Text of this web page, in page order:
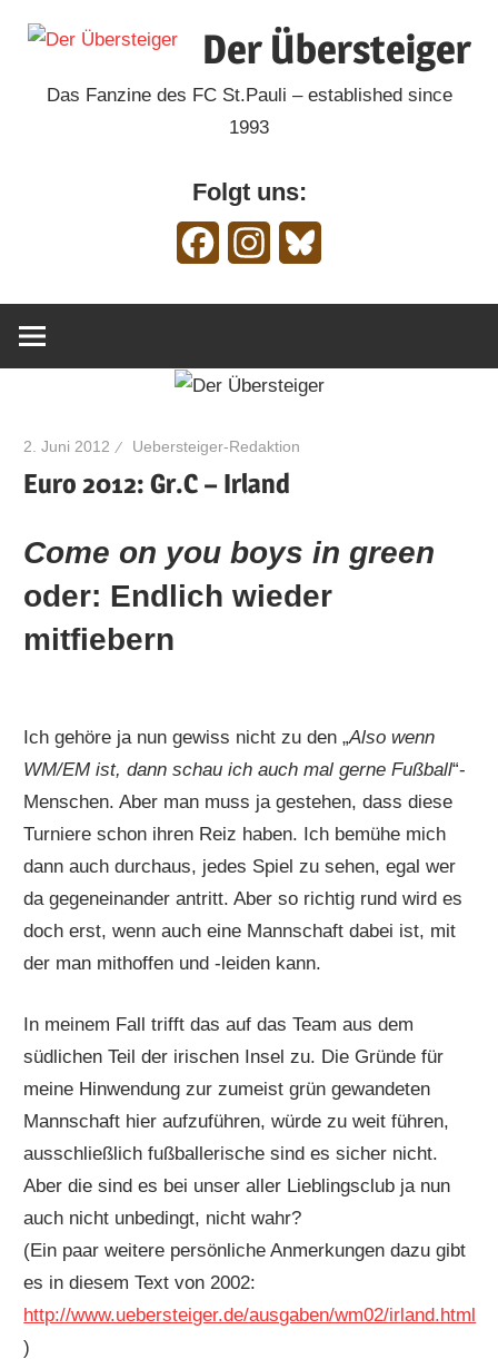
Inhalt
Der Übersteiger
Das Fanzine des FC St.Pauli – established since
1993
Folgt uns:
FacebookInstagram
2. Juni 2012 Uebersteiger-Redaktion
Euro 2012: Gr.C – Irland
Come on you boys in green
oder: Endlich wieder
mitfiebern
Ich gehöre ja nun gewiss nicht zu den „Also wenn
WM/EM ist, dann schau ich auch mal gerne Fußball“-
Menschen. Aber man muss ja gestehen, dass diese
Turniere schon ihren Reiz haben. Ich bemühe mich
dann auch durchaus, jedes Spiel zu sehen, egal wer
da gegeneinander antritt. Aber so richtig rund wird es
doch erst, wenn auch eine Mannschaft dabei ist, mit
der man mithoffen und -leiden kann.
In meinem Fall trifft das auf das Team aus dem
südlichen Teil der irischen Insel zu. Die Gründe für
meine Hinwendung zur zumeist grün gewandeten
Mannschaft hier aufzuführen, würde zu weit führen,
ausschließlich fußballerische sind es sicher nicht.
Aber die sind es bei unser aller Lieblingsclub ja nun
auch nicht unbedingt, nicht wahr?
(Ein paar weitere persönliche Anmerkungen dazu gibt
es in diesem Text von 2002:
http://www.uebersteiger.de/ausgaben/wm02/irland.html
)